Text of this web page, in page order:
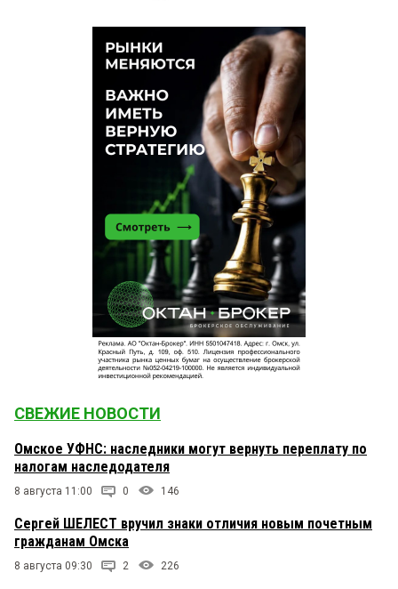
СВЕЖИЕ НОВОСТИ
Омское УФНС: наследники могут вернуть переплату по
налогам наследодателя
8 августа 11:00 0 146
Сергей ШЕЛЕСТ вручил знаки отличия новым почетным
гражданам Омска
8 августа 09:30 2 226